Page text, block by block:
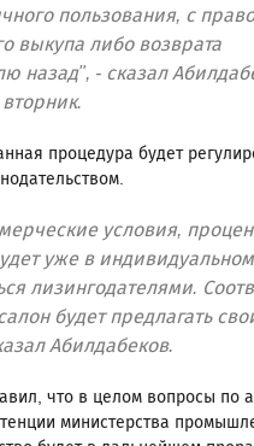
пользования, с
выкупа либо возврата
назад", - сказал
процедура будет
условия,
уже в
лизингодателями.
будет предлагать
Абилдабеков.
что в целом вопросы по
министерства